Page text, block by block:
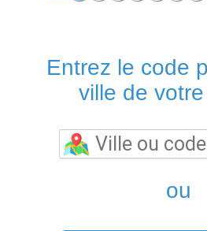
Entrez le code
ville de
ou